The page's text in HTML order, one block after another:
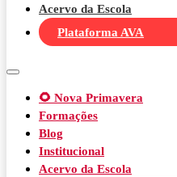
Acervo da Escola
Plataforma AVA
🌻 Nova Primavera
Formações
Blog
Institucional
Acervo da Escola